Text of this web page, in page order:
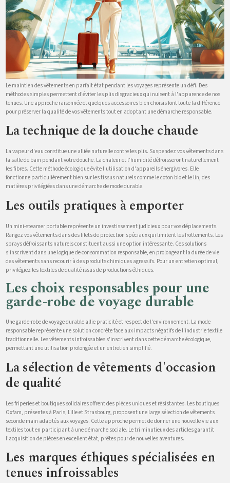
Le maintien des vêtements en parfait état pendant les voyages représente un défi. Des
méthodes simples permettent d'éviter les plis disgracieux qui nuisent à l'apparence de nos
tenues. Une approche raisonnée et quelques accessoires bien choisis font toute la différence
pour préserver la qualité de vos vêtements tout en adoptant une démarche responsable.
La technique de la douche chaude
La vapeur d'eau constitue une alliée naturelle contre les plis. Suspendez vos vêtements dans
la salle de bain pendant votre douche. La chaleur et l'humidité défroisseront naturellement
les fibres. Cette méthode écologique évite l'utilisation d'appareils énergivores. Elle
fonctionne particulièrement bien sur les tissus naturels comme le coton bio et le lin, des
matières privilégiées dans une démarche de mode durable.
Les outils pratiques à emporter
Un mini-steamer portable représente un investissement judicieux pour vos déplacements.
Rangez vos vêtements dans des filets de protection spéciaux qui limitent les frottements. Les
sprays défroissants naturels constituent aussi une option intéressante. Ces solutions
s'inscrivent dans une logique de consommation responsable, en prolongeant la durée de vie
des vêtements sans recourir à des produits chimiques agressifs. Pour un entretien optimal,
privilégiez les textiles de qualité issus de productions éthiques.
Les choix responsables pour une
garde-robe de voyage durable
Une garde-robe de voyage durable allie praticité et respect de l'environnement. La mode
responsable représente une solution concrète face aux impacts négatifs de l'industrie textile
traditionnelle. Les vêtements infroissables s'inscrivent dans cette démarche écologique,
permettant une utilisation prolongée et un entretien simplifié.
La sélection de vêtements d'occasion
de qualité
Les friperies et boutiques solidaires offrent des pièces uniques et résistantes. Les boutiques
Oxfam, présentes à Paris, Lille et Strasbourg, proposent une large sélection de vêtements
seconde main adaptés aux voyages. Cette approche permet de donner une nouvelle vie aux
textiles tout en participant à une démarche sociale. Le tri minutieux des articles garantit
l'acquisition de pièces en excellent état, prêtes pour de nouvelles aventures.
Les marques éthiques spécialisées en
tenues infroissables